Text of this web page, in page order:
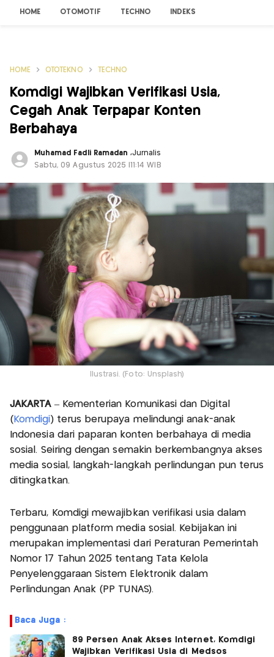
HOME OTOMOTIF TECHNO INDEKS
HOME OTOTEKNO TECHNO
Komdigi Wajibkan Verifikasi Usia,
Cegah Anak Terpapar Konten
Berbahaya
Muhamad Fadli Ramadan,Jurnalis
Sabtu, 09 Agustus 2025 |11:14 WIB
Ilustrasi. (Foto: Unsplash)
JAKARTA– Kementerian Komunikasi dan Digital
( Komdigi) terus berupaya melindungi anak-anak
Indonesia dari paparan konten berbahaya di media
sosial. Seiring dengan semakin berkembangnya akses
media sosial, langkah-langkah perlindungan pun terus
ditingkatkan.
Terbaru, Komdigi mewajibkan verifikasi usia dalam
penggunaan platform media sosial. Kebijakan ini
merupakan implementasi dari Peraturan Pemerintah
Nomor 17 Tahun 2025 tentang Tata Kelola
Penyelenggaraan Sistem Elektronik dalam
Perlindungan Anak (PP TUNAS).
Baca Juga :
89 Persen Anak Akses Internet, Komdigi
Wajibkan Verifikasi Usia di Medsos